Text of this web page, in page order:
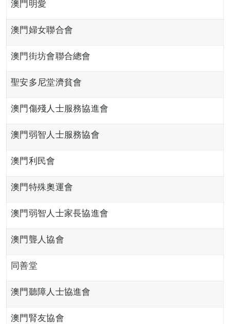
澳門明愛
澳門婦女聯合會
澳門街坊會聯合總會
聖安多尼堂濟貧會
澳門傷殘人士服務協進會
澳門弱智人士服務協會
澳門利民會
澳門特殊奧運會
澳門弱智人士家長協進會
澳門聾人協會
同善堂
澳門聽障人士協進會
澳門腎友協會